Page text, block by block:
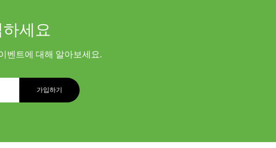
세요
벤트에 대해 알아보세요.